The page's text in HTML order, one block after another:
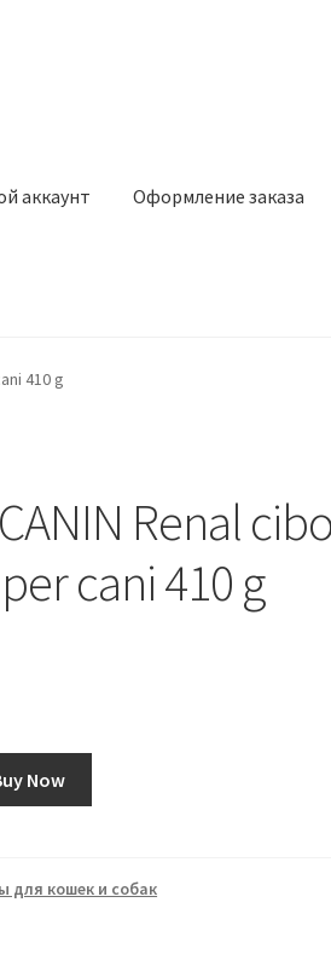
аккаунт Оформление заказа
заказа
410 g
Renal
cani 410 g
Now
для кошек и собак